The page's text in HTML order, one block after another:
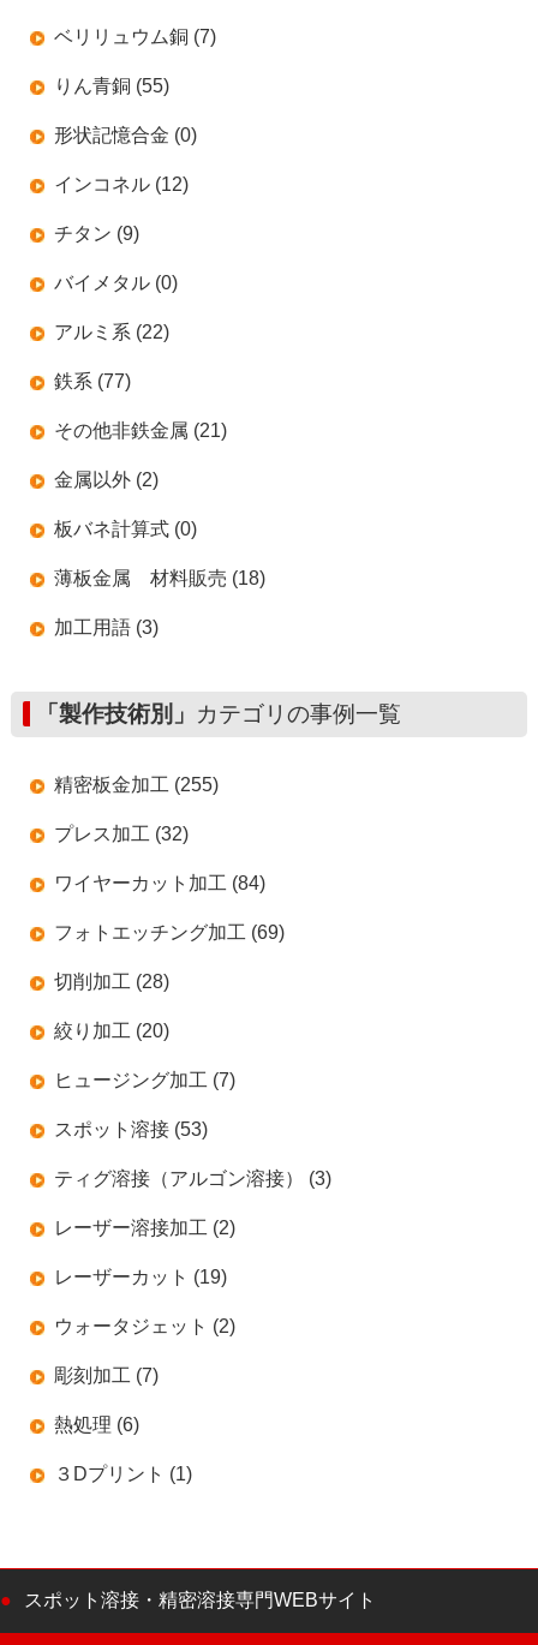
ベリリュウム銅 (7)
りん青銅 (55)
形状記憶合金 (0)
インコネル (12)
チタン (9)
バイメタル (0)
アルミ系 (22)
鉄系 (77)
その他非鉄金属 (21)
金属以外 (2)
板バネ計算式 (0)
薄板金属 材料販売 (18)
加工用語 (3)
「製作技術別」 カテゴリの事例一覧
精密板金加工 (255)
プレス加工 (32)
ワイヤーカット加工 (84)
フォトエッチング加工 (69)
切削加工 (28)
絞り加工 (20)
ヒュージング加工 (7)
スポット溶接 (53)
ティグ溶接（アルゴン溶接） (3)
レーザー溶接加工 (2)
レーザーカット (19)
ウォータジェット (2)
彫刻加工 (7)
熱処理 (6)
３Dプリント (1)
スポット溶接・精密溶接専門WEBサイト